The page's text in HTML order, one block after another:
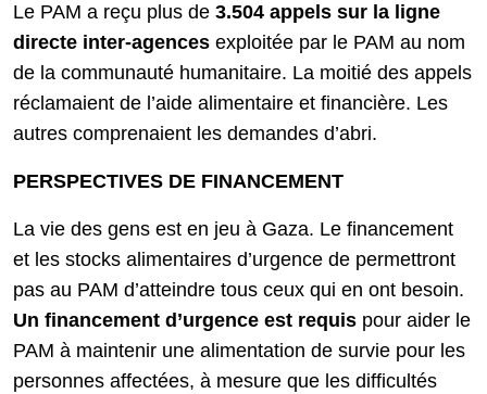
Le PAM a reçu plus de 3.504 appels sur la ligne
directe inter-agences exploitée par le PAM au nom
de la communauté humanitaire. La moitié des appels
réclamaient de l’aide alimentaire et financière. Les
autres comprenaient les demandes d’abri.
PERSPECTIVES DE FINANCEMENT
La vie des gens est en jeu à Gaza. Le financement
et les stocks alimentaires d’urgence de permettront
pas au PAM d’atteindre tous ceux qui en ont besoin.
Un financement d’urgence est requis pour aider le
PAM à maintenir une alimentation de survie pour les
personnes affectées, à mesure que les difficultés